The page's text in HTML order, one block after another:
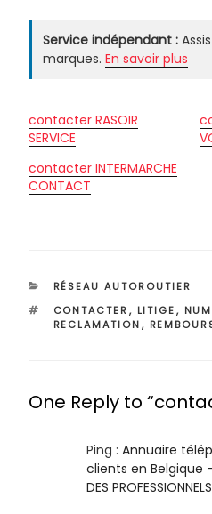
Service indépendant :
marques. En savoir plus
contacter RASOIR
SERVICE
contacter INTERMARCHE
CONTACT
CATÉGORIES
RÉSEAU AUTOROUTIER
ÉTIQUETTES
CONTACTER, LITIGE,
RECLAMATION,
One Reply to
Ping : Annuaire
clients en Belgique -
DES